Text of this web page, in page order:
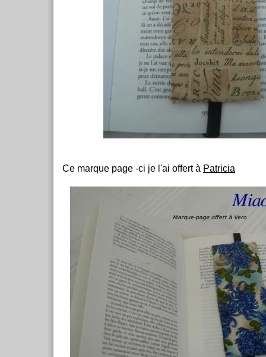
Ce marque page -ci je l'ai offert à Patricia